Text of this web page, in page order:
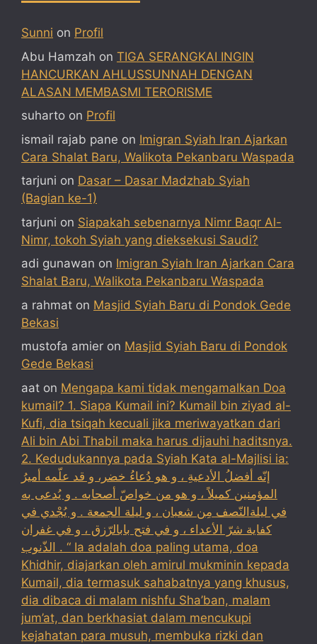
Sunni on Profil
Abu Hamzah on TIGA SERANGKAI INGIN
HANCURKAN AHLUSSUNNAH DENGAN
ALASAN MEMBASMI TERORISME
suharto on Profil
ismail rajab pane on Imigran Syiah Iran Ajarkan
Cara Shalat Baru, Walikota Pekanbaru Waspada
tarjuni on Dasar – Dasar Madzhab Syiah
(Bagian ke-1)
tarjuni on Siapakah sebenarnya Nimr Baqr Al-
Nimr, tokoh Syiah yang dieksekusi Saudi?
adi gunawan on Imigran Syiah Iran Ajarkan Cara
Shalat Baru, Walikota Pekanbaru Waspada
a rahmat on Masjid Syiah Baru di Pondok Gede
Bekasi
mustofa amier on Masjid Syiah Baru di Pondok
Gede Bekasi
aat on Mengapa kami tidak mengamalkan Doa
kumail? 1. Siapa Kumail ini? Kumail bin ziyad al-
Kufi, dia tsiqah kecuali jika meriwayatkan dari
Ali bin Abi Thabil maka harus dijauhi haditsnya.
2. Kedudukannya pada Syiah Kata al-Majlisi ia:
إنّه أفضلُ الأدعيةِ ، و هو دُعاءُ خضر، و قد علّمه أميرُ
المؤمنين كميلاً ، و هو من خواصّ أصحابه . و يُدعى به
في ليلةالنّصف مِن شعبان ، و ليلة الجمعة . و يُجْدي في
كفاية شرّ الأعداء ، و في فتح بابالرّزق ، و في غفران
الذّنوب . “ Ia adalah doa paling utama, doa
Khidhir, diajarkan oleh amirul mukminin kepada
Kumail, dia termasuk sahabatnya yang khusus,
dia dibaca di malam nishfu Sha’ban, malam
jum’at, dan berkhasiat dalam mencukupi
kejahatan para musuh, membuka rizki dan